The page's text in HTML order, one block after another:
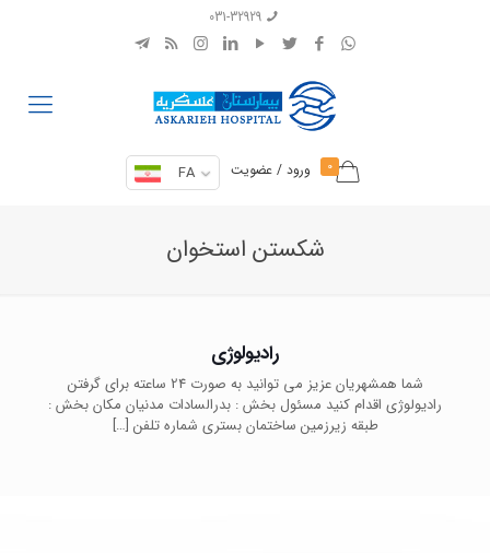
031-32929
0 ورود / عضویت FA
شکستن استخوان
رادیولوژی
شما همشهریان عزیز می توانید به صورت 24 ساعته برای گرفتن
رادیولوژی اقدام کنید مسئول بخش : بدرالسادات مدنیان مکان بخش :
طبقه زیرزمین ساختمان بستری شماره تلفن […]